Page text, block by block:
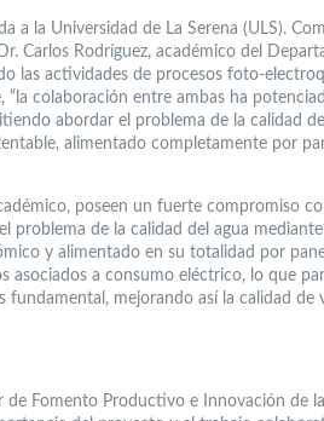
a la Universidad de La Serena (ULS).
Carlos Rodríguez, académico del
las actividades de procesos foto-
“la colaboración entre ambas ha
abordar el problema de la calidad
alimentado completamente por
poseen un fuerte compromiso
problema de la calidad del agua
y alimentado en su totalidad por
asociados a consumo eléctrico, lo que
fundamental, mejorando así la calidad de
de Fomento Productivo e Innovación de la